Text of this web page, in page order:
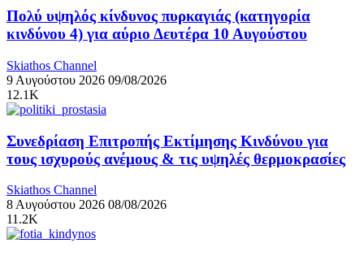
Πολύ υψηλός κίνδυνος πυρκαγιάς (κατηγορία
κινδύνου 4) για αύριο Δευτέρα 10 Αυγούστου
Skiathos Channel
9 Αυγούστου 2026 09/08/2026
12.1K
Συνεδρίαση Επιτροπής Εκτίμησης Κινδύνου για
τους ισχυρούς ανέμους & τις υψηλές θερμοκρασίες
Skiathos Channel
8 Αυγούστου 2026 08/08/2026
11.2K